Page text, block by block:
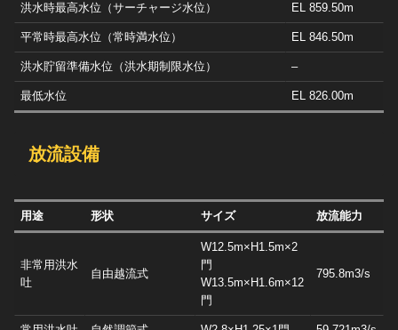
洪水時最高水位（サーチャージ水位） EL 859.50m
平常時最高水位（常時満水位） EL 846.50m
洪水貯留準備水位（洪水期制限水位） –
最低水位 EL 826.00m
放流設備
用途 形状 サイズ 放流能力
非常用洪水
吐
自由越流式
W12.5m×H1.5m×2
門
W13.5m×H1.6m×12
門
795.8m3/s